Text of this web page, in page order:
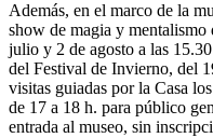
Además, en el marco de la
show de magia y mentalismo
julio y 2 de agosto a las
del Festival de Invierno, del
visitas guiadas por la Casa
de 17 a 18 h. para público
entrada al museo, sin